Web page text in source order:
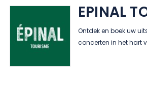
EPINAL
Ontdek en boek uw
concerten in het hart